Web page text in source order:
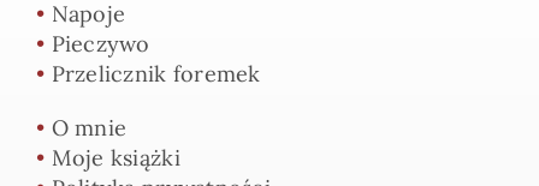
• Napoje
• Pieczywo
• Przelicznik foremek
• O mnie
• Moje książki